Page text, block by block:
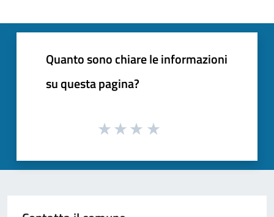
Quanto sono chiare le informazioni
su questa pagina?